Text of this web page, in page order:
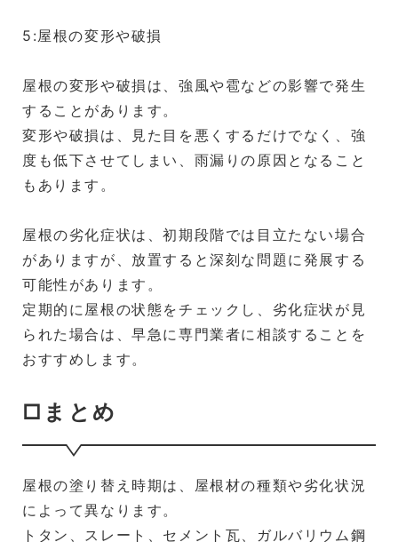
5:屋根の変形や破損
屋根の変形や破損は、強風や雹などの影響で発生
することがあります。
変形や破損は、見た目を悪くするだけでなく、強
度も低下させてしまい、雨漏りの原因となること
もあります。
屋根の劣化症状は、初期段階では目立たない場合
がありますが、放置すると深刻な問題に発展する
可能性があります。
定期的に屋根の状態をチェックし、劣化症状が見
られた場合は、早急に専門業者に相談することを
おすすめします。
□まとめ
屋根の塗り替え時期は、屋根材の種類や劣化状況
によって異なります。
トタン、スレート、セメント瓦、ガルバリウム鋼